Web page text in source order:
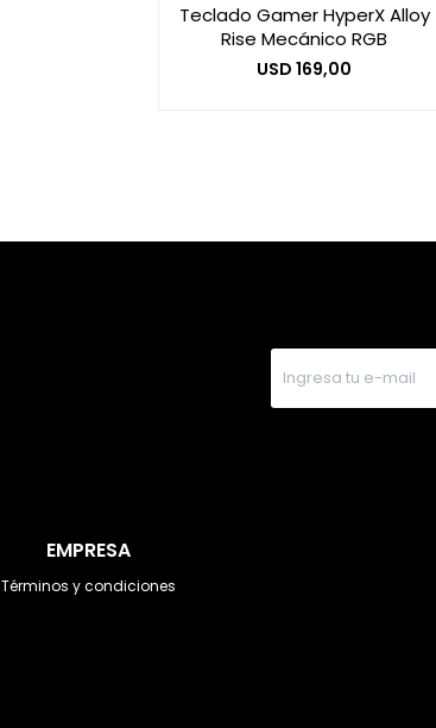
Teclado Gamer HyperX Alloy
Rise Mecánico RGB
USD 169,00
EMPRESA
Términos y condiciones